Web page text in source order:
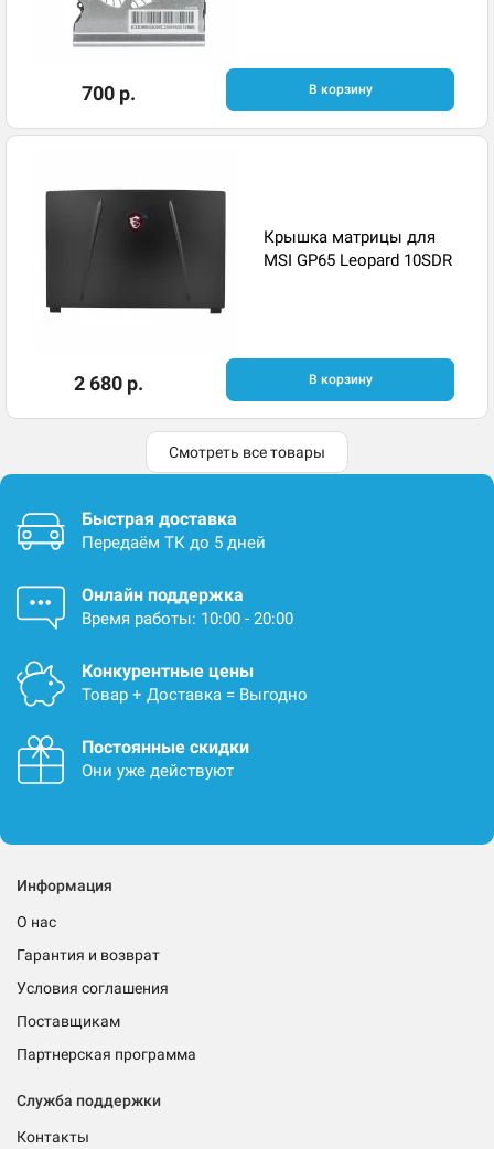
700 р. В корзину
Крышка матрицы для
MSI GP65 Leopard 10SDR
2 680 р. В корзину
Смотреть все товары
Быстрая доставка
Передаём ТК до 5 дней
Онлайн поддержка
Время работы: 10:00 - 20:00
Конкурентные цены
Товар + Доставка = Выгодно
Постоянные скидки
Они уже действуют
Информация
О нас
Гарантия и возврат
Условия соглашения
Поставщикам
Партнерская программа
Служба поддержки
Контакты